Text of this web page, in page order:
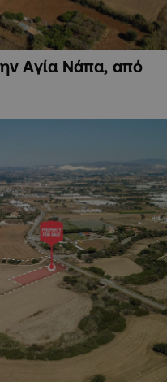
Αγία Νάπα, από